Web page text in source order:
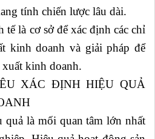
tính chiến lược lâu dài.
tế là cơ sở để xác định các chỉ
kinh doanh và giải pháp để
kinh doanh.
XÁC ĐỊNH HIỆU QUẢ
quả là mối quan tâm lớn nhất